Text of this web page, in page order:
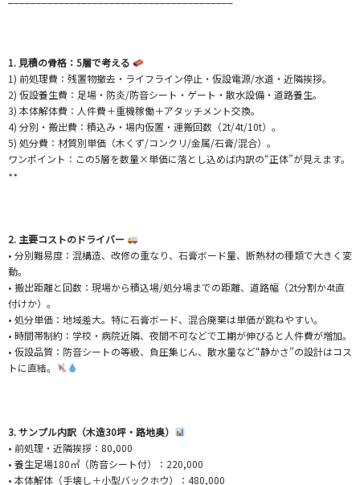
1. 見積の骨格：5層で考える
1) 前処理費：残置物撤去・ライフライン停止・仮設電源/水道・近隣挨拶。
2) 仮設養生費：足場・防炎/防音シート・ゲート・散水設備・道路養生。
3) 本体解体費：人件費＋重機稼働＋アタッチメント交換。
4) 分別・搬出費：積込み・場内仮置・運搬回数（2t/4t/10t）。
5) 処分費：材質別単価（木くず/コンクリ/金属/石膏/混合）。
ワンポイント：この5層を数量×単価に落とし込めば内訳の“正体”が見えます。
2. 主要コストのドライバー
• 分別難易度：混構造、改修の重なり、石膏ボード量、断熱材の種類で大きく変
動。
• 搬出距離と回数：現場から積込場/処分場までの距離、道路幅（2t分割か4t直
付けか）。
• 処分単価：地域差大。特に石膏ボード、混合廃棄は単価が跳ねやすい。
• 時間帯制約：学校・病院近隣、夜間不可などで工期が伸びると人件費が増加。
• 仮設品質：防音シートの等級、負圧集じん、散水量など“静かさ”の設計はコス
トに直結。
3. サンプル内訳（木造30坪・路地奥）
• 前処理・近隣挨拶：80,000
• 養生足場180㎡（防音シート付）：220,000
• 本体解体（手壊し＋小型バックホウ）：480,000